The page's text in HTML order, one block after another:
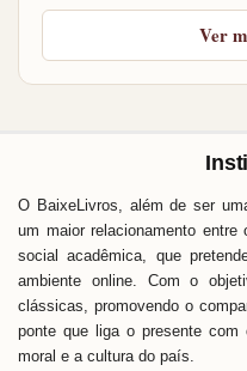
Ver
O BaixeLivros, além de ser
um maior relacionamento
social acadêmica, que
ambiente online. Com o
clássicas, promovendo o
ponte que liga o presente
moral e a cultura do país.